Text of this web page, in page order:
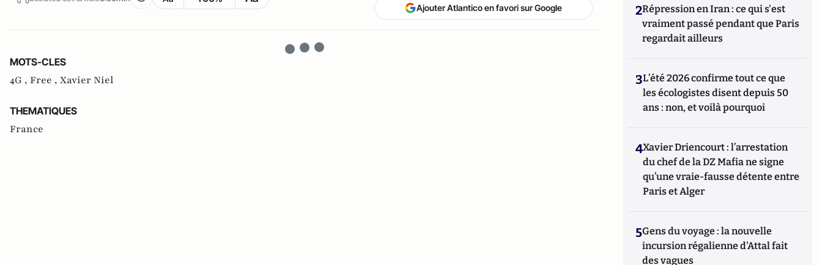
Ajouter Atlantico en favori sur Google
MOTS-CLES
4G , Free , Xavier Niel
THEMATIQUES
France
2Répression en Iran : ce qui s'est
vraiment passé pendant que Paris
regardait ailleurs
3L’été 2026 confirme tout ce que
les écologistes disent depuis 50
ans : non, et voilà pourquoi
4Xavier Driencourt : l’arrestation
du chef de la DZ Mafia ne signe
qu’une vraie-fausse détente entre
Paris et Alger
5Gens du voyage : la nouvelle
incursion régalienne d'Attal fait
des vagues